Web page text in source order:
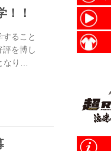
！！
ること
を博し
り、6
変えな
ラム